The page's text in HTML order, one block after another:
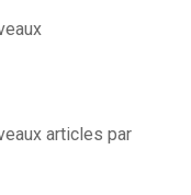
articles par